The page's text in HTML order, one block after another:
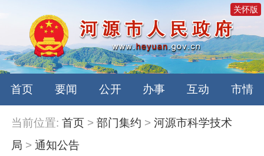
关怀版
首页 要闻 公开 办事 互动 市情
当前位置: 首页 >部门集约 >河源市科学技术
局 >通知公告